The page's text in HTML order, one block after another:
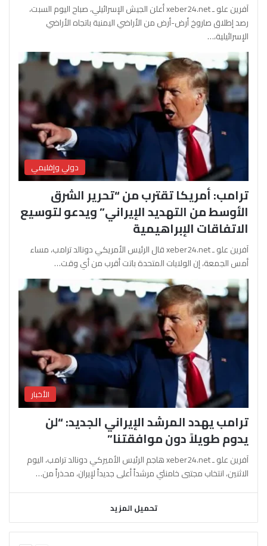
آفرين علو ـ xeber24.net أعلن الجيش الإسرائيلي، صباح اليوم السبت،
رصد إطلاق صاروخ أرض-أرض من الأراضي اليمنية باتجاه الأراضي
الإسرائيلية،…
دولي وإقليمي
ترامب: أمريكا تقترب من “تحرير الشرق
الأوسط من التهديد الإيراني” ويدعو لتوسيع
الاتفاقات الإبراهيمية
آفرين علو ـ xeber24.net قال الرئيس الأمريكي دونالد ترامب، مساء
أمس الجمعة، إن الولايات المتحدة باتت أقرب من أي وقت…
الأخبار
ترامب يهدد المرشد الإيراني الجديد: “لن
يدوم طويلاً دون موافقتنا”
آفرين علو ـ xeber24.net هاجم الرئيس الأميركي دونالد ترامب، اليوم
الاثنين، انتخاب مجتبى خامنئي مرشداً أعلى جديداً لإيران، محذراً من…
تحميل المزيد